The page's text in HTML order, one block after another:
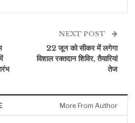
NEXT POST
22 जून को सीकर में लगेगा
विशाल रक्तदान शिविर, तैयारियां
तेज
More From Author